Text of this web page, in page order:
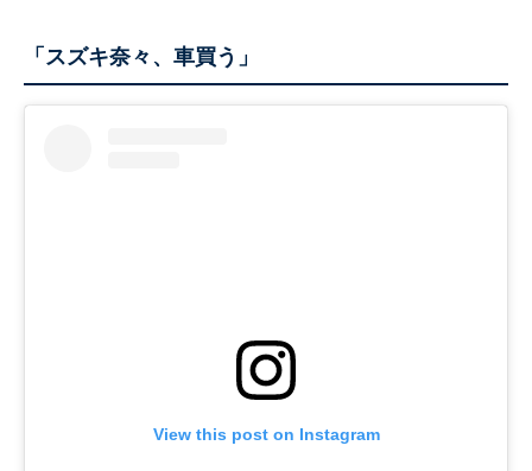
「スズキ奈々、車買う」
View this post on Instagram